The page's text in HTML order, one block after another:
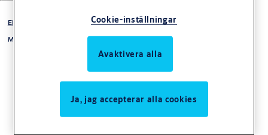
Elslutbleck
Monteringsstolpar till elslutbleck 992M
Cookie-inställningar
Avaktivera alla
Ja, jag accepterar alla cookies